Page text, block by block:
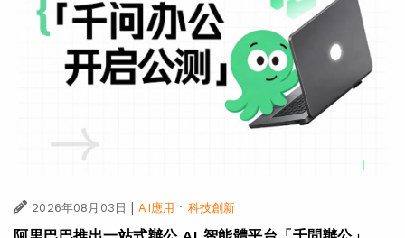
2026年08月03日 | AI應用 · 科技創新